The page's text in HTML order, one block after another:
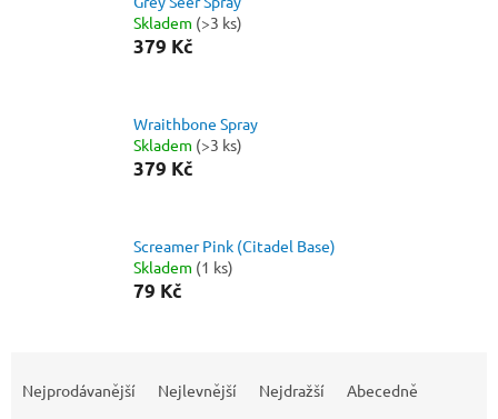
Skladem (>3 ks)
379 Kč
Wraithbone Spray
Skladem (>3 ks)
379 Kč
Screamer Pink (Citadel Base)
Skladem (1 ks)
79 Kč
Nejprodávanější Nejlevnější Nejdražší Abecedně